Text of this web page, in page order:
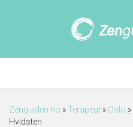
Zenguiden.no »Terapeut » Oslo »
Hvidsten